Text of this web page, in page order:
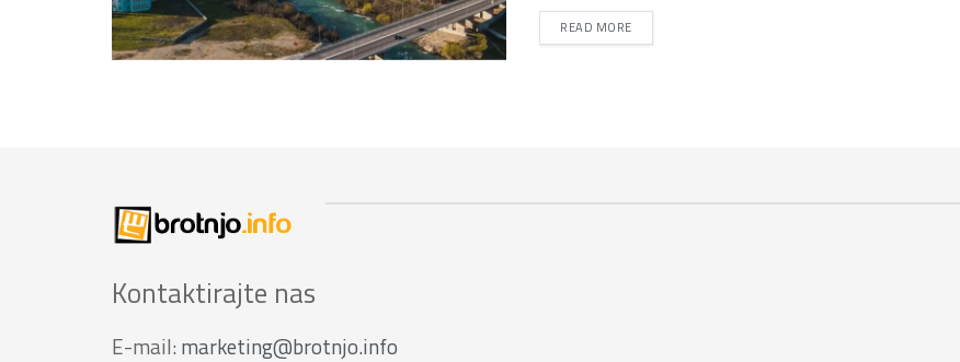
READ MOREDETAILS
Kontaktirajte nas
E-mail: marketing@brotnjo.info